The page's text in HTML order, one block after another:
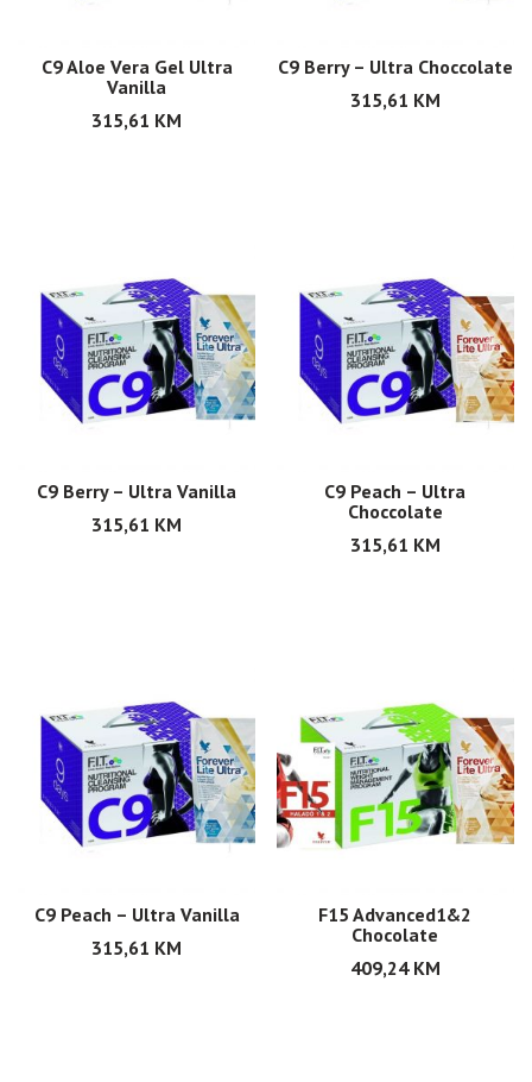
C9 Aloe Vera Gel Ultra
Vanilla
315,61 KM
C9 Berry – Ultra Choccolate
315,61 KM
C9 Berry – Ultra Vanilla
315,61 KM
C9 Peach – Ultra
Choccolate
315,61 KM
C9 Peach – Ultra Vanilla
315,61 KM
F15 Advanced1&2
Chocolate
409,24 KM